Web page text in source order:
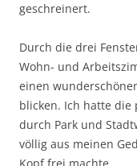
geschreinert.
Durch die drei
Wohn- und
einen
blicken. Ich hatte die
durch Park und
völlig aus meinen